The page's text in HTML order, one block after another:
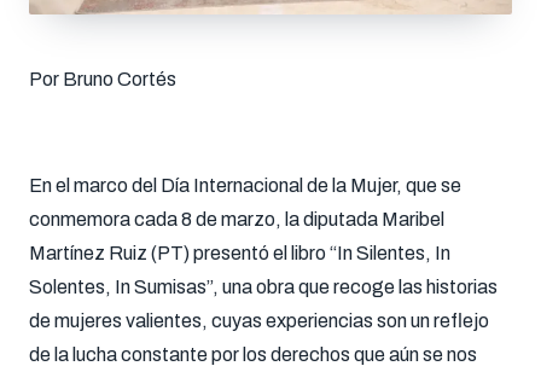
Por Bruno Cortés
En el marco del Día Internacional de la Mujer, que se
conmemora cada 8 de marzo, la diputada Maribel
Martínez Ruiz (PT) presentó el libro “In Silentes, In
Solentes, In Sumisas”, una obra que recoge las historias
de mujeres valientes, cuyas experiencias son un reflejo
de la lucha constante por los derechos que aún se nos